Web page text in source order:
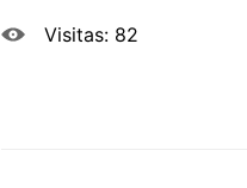
Visitas: 82